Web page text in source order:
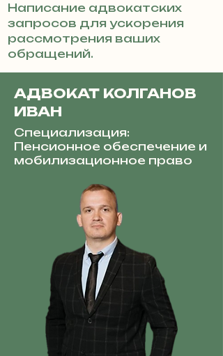
Написание адвокатских
запросов для ускорения
рассмотрения ваших
обращений.
АДВОКАТ КОЛГАНОВ
ИВАН
Специализация:
Пенсионное обеспечение и
мобилизационное право